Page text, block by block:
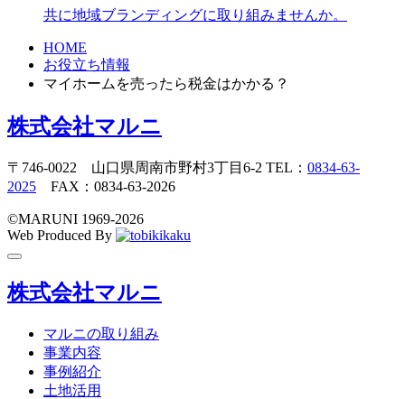
共に地域ブランディングに取り組みませんか。
HOME
お役立ち情報
マイホームを売ったら税金はかかる？
株式会社マルニ
〒746-0022 山口県周南市野村3丁目6-2 TEL： 0834-63-
2025 FAX：0834-63-2026
©️MARUNI 1969-2026
Web Produced By
toggle
株式会社マルニ
マルニの取り組み
事業内容
事例紹介
土地活用